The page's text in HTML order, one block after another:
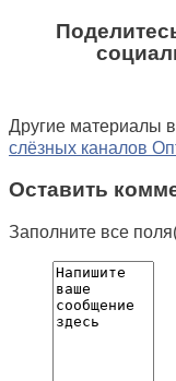
Другие материалы в
слёзных каналов
Оставить
Заполните все